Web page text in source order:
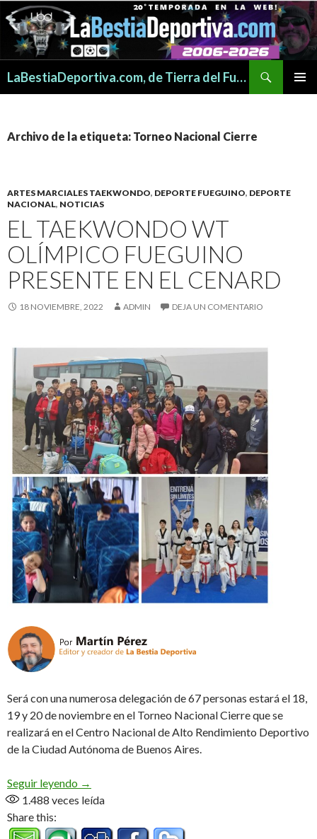
LaBestiaDeportiva.com, de Tierra del Fuego para todo el mundo
Archivo de la etiqueta: Torneo Nacional Cierre
ARTES MARCIALES TAEKWONDO, DEPORTE FUEGUINO, DEPORTE
NACIONAL, NOTICIAS
EL TAEKWONDO WT
OLÍMPICO FUEGUINO
PRESENTE EN EL CENARD
18 NOVIEMBRE, 2022 ADMIN DEJA UN COMENTARIO
Será con una numerosa delegación de 67 personas estará el 18,
19 y 20 de noviembre en el Torneo Nacional Cierre que se
realizará en el Centro Nacional de Alto Rendimiento Deportivo
de la Ciudad Autónoma de Buenos Aires.
Seguir leyendo El taekwondo WT Olímpico fueguino presente
→
1.488 veces leída
Share this: